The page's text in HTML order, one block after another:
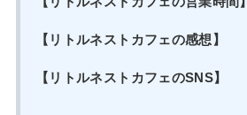
【リトルネストカフェの感想】
【リトルネストカフェのSNS】